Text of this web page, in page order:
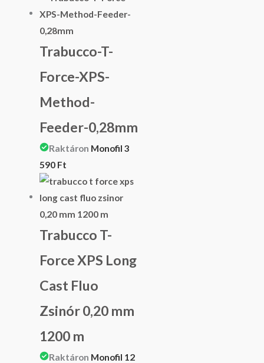
Trabucco-T-
Force-XPS-
Method-
Feeder-0,28mm
Raktáron Monofil 3
590 Ft
Trabucco T-
Force XPS Long
Cast Fluo
Zsinór 0,20 mm
1200 m
Raktáron Monofil 12